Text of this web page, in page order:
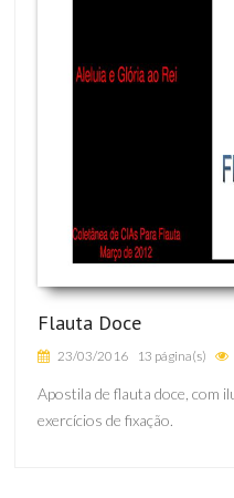
Flauta Doce
23/03/2016 13 página(s)
Apostila de flauta doce, com
exercícios de fixação.